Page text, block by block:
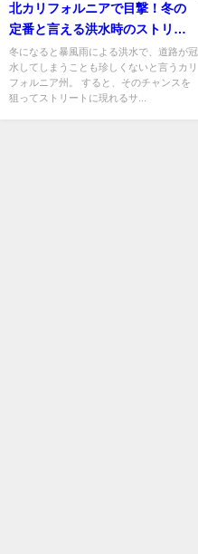
北カリフォルニアで目撃！冬の
定番と言える洪水時のストリー
トサーフィン動画
冬になると暴風雨による洪水で、道路が冠
水してしまうことも珍しくないと言うカリ
フォルニア州。 すると、そのチャンスを
狙ってストリートに現れるサ...